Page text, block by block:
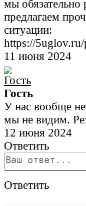
мы
предлагаем
ситуации:
https://
11 июня 2024
Гость
У нас вообще
мы не видим.
12 июня 2024
Ответить
Ответить